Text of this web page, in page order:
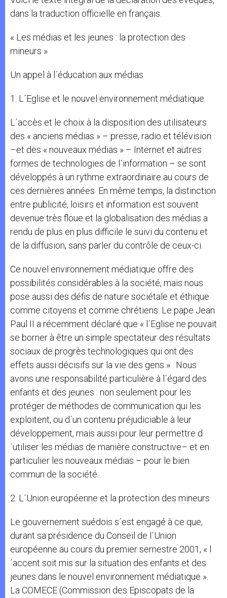
dans la traduction officielle en français.
« Les médias et les jeunes : la protection des
mineurs »
Un appel à l´éducation aux médias
1. L´Eglise et le nouvel environnement médiatique
L´accès et le choix à la disposition des utilisateurs
des « anciens médias » – presse, radio et télévision
–et des « nouveaux médias » – Internet et autres
formes de technologies de l´information – se sont
développés à un rythme extraordinaire au cours de
ces dernières années. En même temps, la distinction
entre publicité, loisirs et information est souvent
devenue très floue et la globalisation des médias a
rendu de plus en plus difficile le suivi du contenu et
de la diffusion, sans parler du contrôle de ceux-ci.
Ce nouvel environnement médiatique offre des
possibilités considérables à la société, mais nous
pose aussi des défis de nature sociétale et éthique
comme citoyens et comme chrétiens. Le pape Jean
Paul II a récemment déclaré que « l´Eglise ne pouvait
se borner à être un simple spectateur des résultats
sociaux de progrès technologiques qui ont des
effets aussi décisifs sur la vie des gens » . Nous
avons une responsabilité particulière à l´égard des
enfants et des jeunes : non seulement pour les
protéger de méthodes de communication qui les
exploitent, ou d´un contenu préjudiciable à leur
développement, mais aussi pour leur permettre d
´utiliser les médias de manière constructive– et en
particulier les nouveaux médias – pour le bien
commun de la société.
2. L´Union européenne et la protection des mineurs
Le gouvernement suédois s´est engagé à ce que,
durant sa présidence du Conseil de l´Union
européenne au cours du premier semestre 2001, « l
´accent soit mis sur la situation des enfants et des
jeunes dans le nouvel environnement médiatique ».
La COMECE (Commission des Episcopats de la